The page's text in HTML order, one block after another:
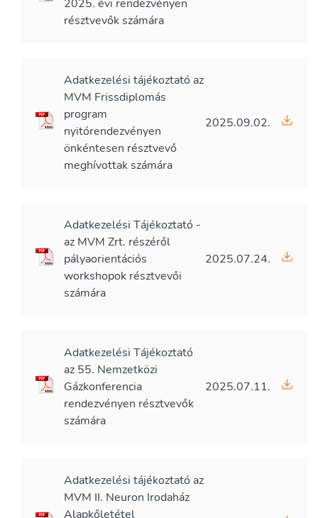
2025. évi rendezvényen
résztvevők számára
Adatkezelési tájékoztató az
MVM Frissdiplomás
program
nyitórendezvényen
önkéntesen résztvevő
meghívottak számára
2025.09.02.
Adatkezelési Tájékoztató -
az MVM Zrt. részéről
pályaorientációs
workshopok résztvevői
számára
2025.07.24.
Adatkezelési Tájékoztató
az 55. Nemzetközi
Gázkonferencia
rendezvényen résztvevők
számára
2025.07.11.
Adatkezelési tájékoztató az
MVM II. Neuron Irodaház
Alapkőletétel